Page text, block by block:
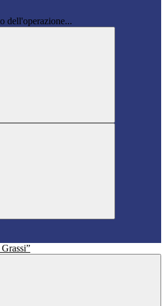
dell'operazione...